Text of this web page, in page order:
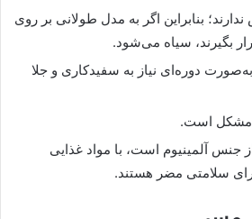
بنابراین اگر به مدل طولانی بر روی
بگیرند، سیاه می‌شود.
دوره‌ای نیاز به سفیدکاری و جلا
است.
جنس آلمینیوم است، با مواد غذایی
سلامتی مضر هستند.